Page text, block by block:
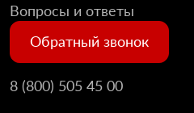
Вопросы и ответы
Обратный звонок
8 (800) 505 45 00